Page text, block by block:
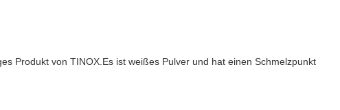
Produkt von TINOX.Es ist weißes Pulver und hat einen Schmelzpunkt